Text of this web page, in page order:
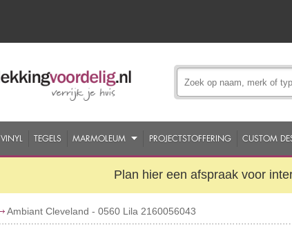
VINYL TEGELS MARMOLEUM PROJECTSTOFFERING CUSTOM
Plan hier een afspraak voor
Ambiant Cleveland - 0560 Lila 2160056043